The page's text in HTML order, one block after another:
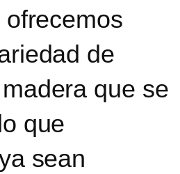
de
que se
que
sean